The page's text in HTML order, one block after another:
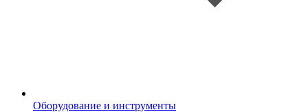
Оборудование и инструменты